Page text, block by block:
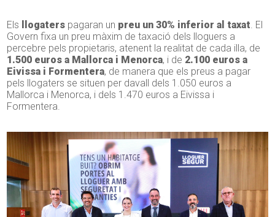
Els llogaters pagaran un preu un 30% inferior al taxat . El
Govern fixa un preu màxim de taxació dels lloguers a
percebre pels propietaris, atenent la realitat de cada illa, de
1.500 euros a Mallorca i Menorca, i de 2.100 euros a
Eivissa i Formentera, de manera que els preus a pagar
pels llogaters se situen per davall dels 1.050 euros a
Mallorca i Menorca, i dels 1.470 euros a Eivissa i
Formentera.